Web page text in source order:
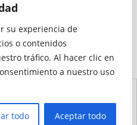
su experiencia de
o contenidos
tráfico. Al hacer clic en
a nuestro uso
todo Aceptar todo
Cookies
Privacidad